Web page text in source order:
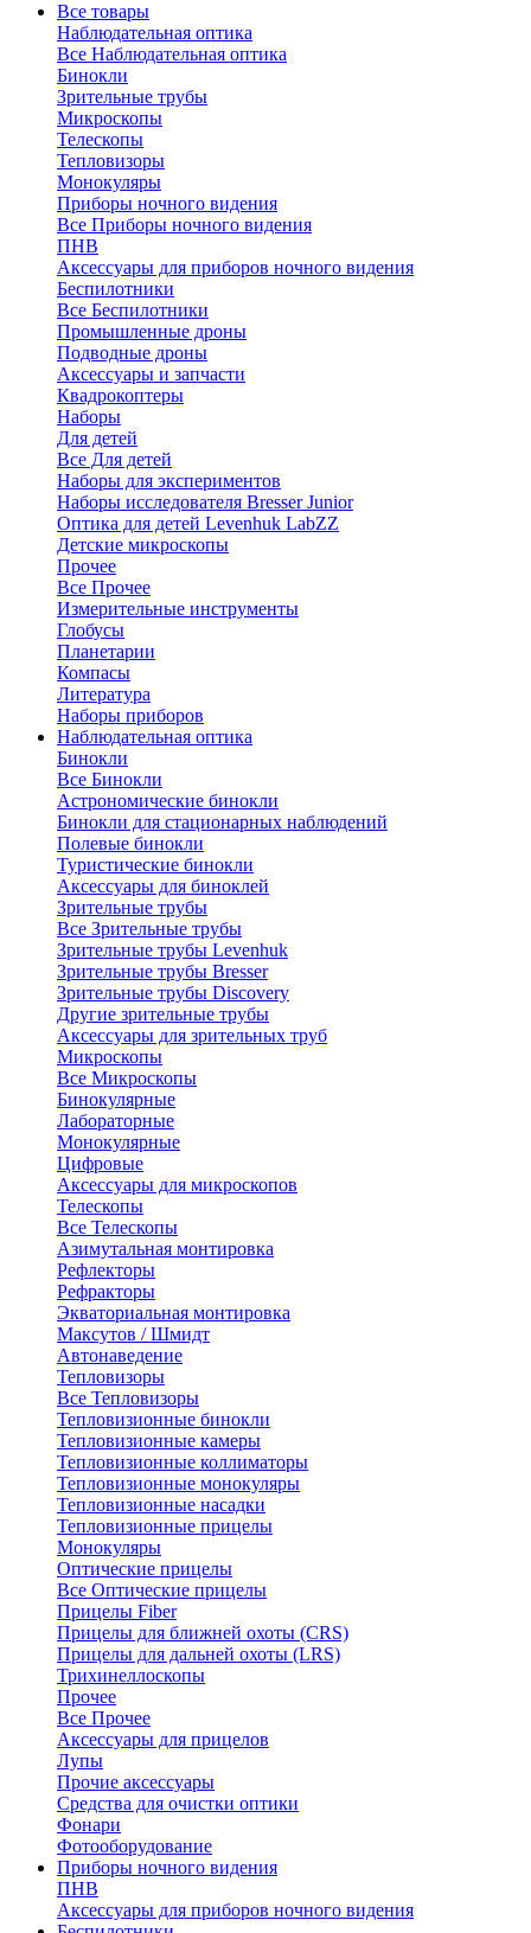
Все товары
Наблюдательная оптика
Все Наблюдательная оптика
Бинокли
Зрительные трубы
Микроскопы
Телескопы
Тепловизоры
Монокуляры
Приборы ночного видения
Все Приборы ночного видения
ПНВ
Аксессуары для приборов ночного видения
Беспилотники
Все Беспилотники
Промышленные дроны
Подводные дроны
Аксессуары и запчасти
Квадрокоптеры
Наборы
Для детей
Все Для детей
Наборы для экспериментов
Наборы исследователя Bresser Junior
Оптика для детей Levenhuk LabZZ
Детские микроскопы
Прочее
Все Прочее
Измерительные инструменты
Глобусы
Планетарии
Компасы
Литература
Наборы приборов
Наблюдательная оптика
Бинокли
Все Бинокли
Астрономические бинокли
Бинокли для стационарных наблюдений
Полевые бинокли
Туристические бинокли
Аксессуары для биноклей
Зрительные трубы
Все Зрительные трубы
Зрительные трубы Levenhuk
Зрительные трубы Bresser
Зрительные трубы Discovery
Другие зрительные трубы
Аксессуары для зрительных труб
Микроскопы
Все Микроскопы
Бинокулярные
Лабораторные
Монокулярные
Цифровые
Аксессуары для микроскопов
Телескопы
Все Телескопы
Азимутальная монтировка
Рефлекторы
Рефракторы
Экваториальная монтировка
Максутов / Шмидт
Автонаведение
Тепловизоры
Все Тепловизоры
Тепловизионные бинокли
Тепловизионные камеры
Тепловизионные коллиматоры
Тепловизионные монокуляры
Тепловизионные насадки
Тепловизионные прицелы
Монокуляры
Оптические прицелы
Все Оптические прицелы
Прицелы Fiber
Прицелы для ближней охоты (CRS)
Прицелы для дальней охоты (LRS)
Трихинеллоскопы
Прочее
Все Прочее
Аксессуары для прицелов
Лупы
Прочие аксессуары
Средства для очистки оптики
Фонари
Фотооборудование
Приборы ночного видения
ПНВ
Аксессуары для приборов ночного видения